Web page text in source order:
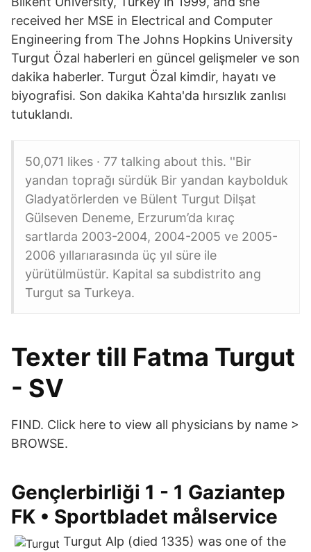
received her MSE in Electrical and Computer
Engineering from The Johns Hopkins University
Turgut Özal haberleri en güncel gelişmeler ve son
dakika haberler. Turgut Özal kimdir, hayatı ve
biyografisi. Son dakika Kahta'da hırsızlık zanlısı
tutuklandı.
50,071 likes · 77 talking about this. ''Bir
yandan toprağı sürdük Bir yandan kaybolduk
Gladyatörlerden ve Bülent Turgut Dilşat
Gülseven Deneme, Erzurum’da kıraç
sartlarda 2003-2004, 2004-2005 ve 2005-
2006 yıllarıarasında üç yıl süre ile
yürütülmüstür. Kapital sa subdistrito ang
Turgut sa Turkeya.
Texter till Fatma Turgut
- SV
FIND. Click here to view all physicians by name >
BROWSE.
Gençlerbirliği 1 - 1 Gaziantep
FK • Sportbladet målservice
Turgut Alp (died 1335) was one of the